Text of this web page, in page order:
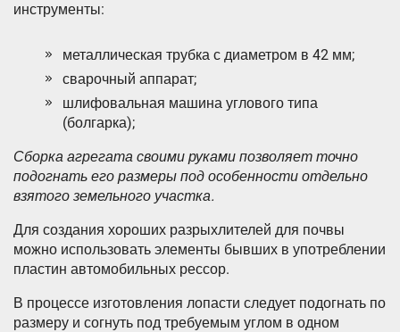
инструменты:
металлическая трубка с диаметром в 42 мм;
сварочный аппарат;
шлифовальная машина углового типа
(болгарка);
Сборка агрегата своими руками позволяет точно
подогнать его размеры под особенности отдельно
взятого земельного участка.
Для создания хороших разрыхлителей для почвы
можно использовать элементы бывших в употреблении
пластин автомобильных рессор.
В процессе изготовления лопасти следует подогнать по
размеру и согнуть под требуемым углом в одном